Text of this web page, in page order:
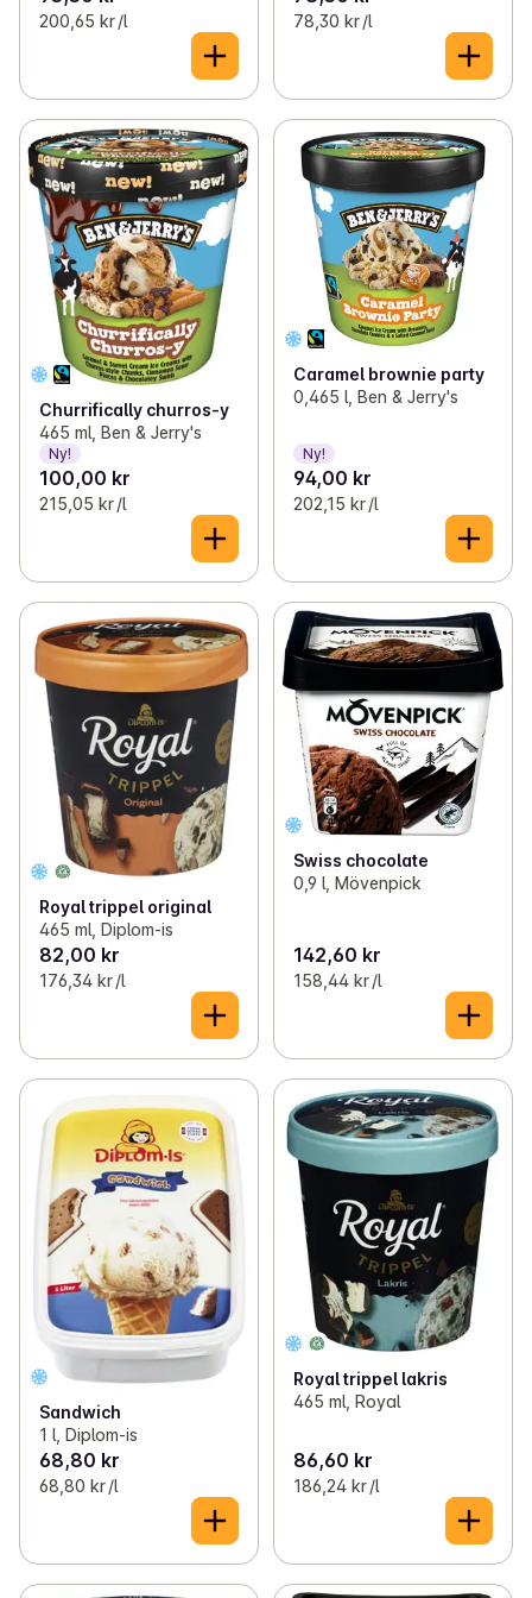
200,65 kr /l 78,30 kr /l
Churrifically churros-y
465 ml, Ben & Jerry's
Ny!
100,00 kr
215,05 kr /l
Caramel brownie party
0,465 l, Ben & Jerry's
Ny!
94,00 kr
202,15 kr /l
Royal trippel original
465 ml, Diplom-is
82,00 kr
176,34 kr /l
Swiss chocolate
0,9 l, Mövenpick
142,60 kr
158,44 kr /l
Sandwich
1 l, Diplom-is
68,80 kr
68,80 kr /l
Royal trippel lakris
465 ml, Royal
86,60 kr
186,24 kr /l